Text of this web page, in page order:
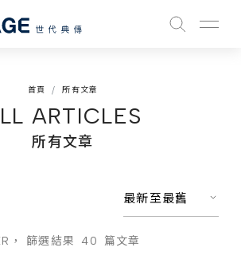
首頁 所有文章
ARTICLES
所有文章
最新至最舊
， 篩選結果 40 篇文章